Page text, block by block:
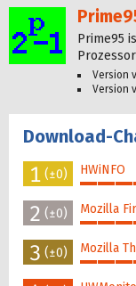
Prime95
Version
Version
Download-
1 (±0) HWiNFO
100%
2 (±0) Mozilla
86%
3 (±0) Mozilla
55%